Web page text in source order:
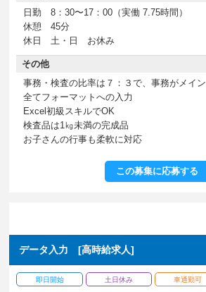
日勤 8：30〜17：00（実働 7.75時間）
休憩 45分
休日 土・日 お休み
その他
事務・検査の比率は７：３で、事務がメイン
全てフォーマットへの入力
Excel初級スキルでOK
検査品は1㎏未満の完成品
お子さんの行事も柔軟に対応
この募集に応募する
データ入力 [高時給求人]
即日開始 土日休み 車通勤可